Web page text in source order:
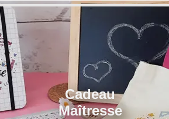
Cadeau
Maîtresse